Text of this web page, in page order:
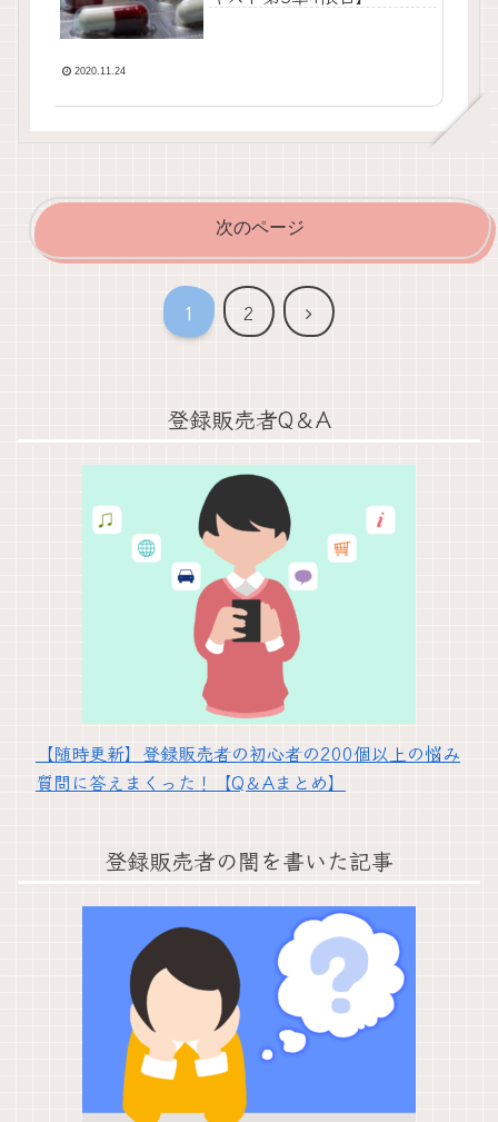
2020.11.24
次のページ
1 2
次
登録販売者Q＆A
【随時更新】登録販売者の初心者の200個以上の悩み
質問に答えまくった！【Q＆Aまとめ】
登録販売者の闇を書いた記事